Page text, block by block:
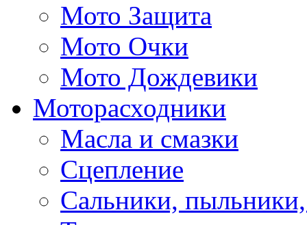
Мото Защита
Мото Очки
Мото Дождевики
Моторасходники
Масла и смазки
Сцепление
Сальники,